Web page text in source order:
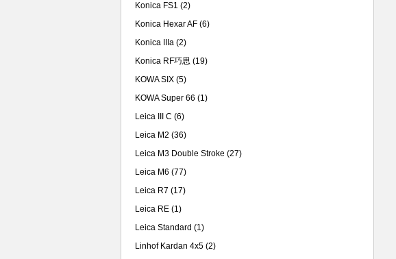
Konica FS1 (2)
Konica Hexar AF (6)
Konica IIIa (2)
Konica RF巧思 (19)
KOWA SIX (5)
KOWA Super 66 (1)
Leica III C (6)
Leica M2 (36)
Leica M3 Double Stroke (27)
Leica M6 (77)
Leica R7 (17)
Leica RE (1)
Leica Standard (1)
Linhof Kardan 4x5 (2)